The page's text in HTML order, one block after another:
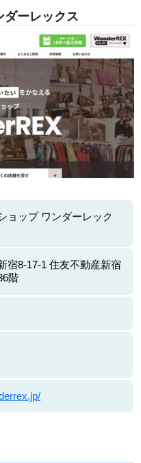
ダーレックス
ョップ ワンダーレック
宿8-17-1 住友不動産新宿
階